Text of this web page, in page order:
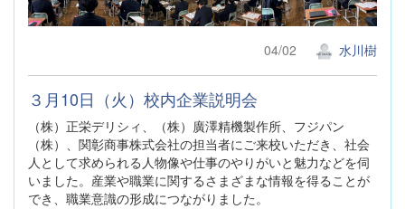
04/02 水川樹
３月10日（火）校内企業説明会
（株）正栄デリシィ、（株）廣澤精機製作所、フジパン
（株）、関彰商事株式会社の担当者にご来校いただき、社会
人として求められる人物像や仕事のやりがいと魅力などを伺
いました。産業や職業に関するさまざまな情報を得ることが
でき、職業意識の形成につながりました。